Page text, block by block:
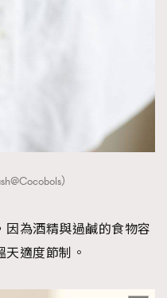
）
為酒精與過鹹的食物容
適度節制。